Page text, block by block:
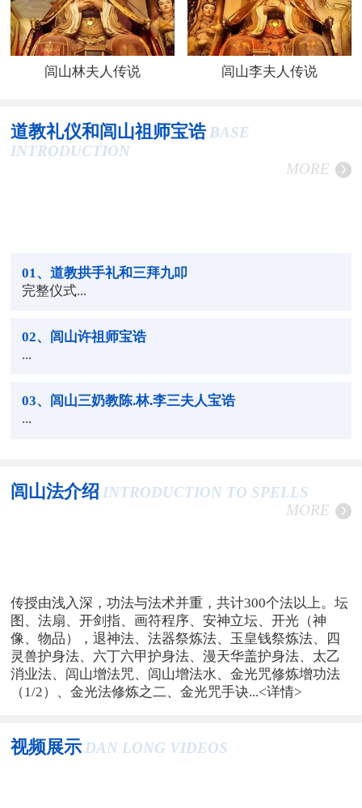
闾山林夫人传说 闾山李夫人传说
道教礼仪和闾山祖师宝诰 BASE
INTRODUCTION
MORE
01 、道教拱手礼和三拜九叩
完整仪式...
02、闾山许祖师宝诰
...
03、闾山三奶教陈.林.李三夫人宝诰
...
闾山法介绍 INTRODUCTION TO SPELLS
MORE
传授由浅入深，功法与法术并重，共计300个法以上。坛
图、法扇、开剑指、画符程序、安神立坛、开光（神
像、物品），退神法、法器祭炼法、玉皇钱祭炼法、四
灵兽护身法、六丁六甲护身法、漫天华盖护身法、太乙
消业法、闾山增法咒、闾山增法水、金光咒修炼增功法
（1/2）、金光法修炼之二、金光咒手诀...<详情>
视频展示 DAN LONG VIDEOS